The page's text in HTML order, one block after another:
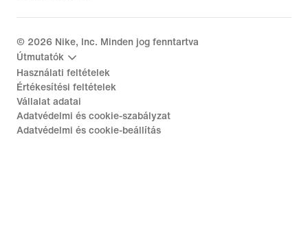
© 2026 Nike, Inc. Minden jog fenntartva
Útmutatók
Használati feltételek
Értékesítési feltételek
Vállalat adatai
Adatvédelmi és cookie-szabályzat
Adatvédelmi és cookie-beállítás